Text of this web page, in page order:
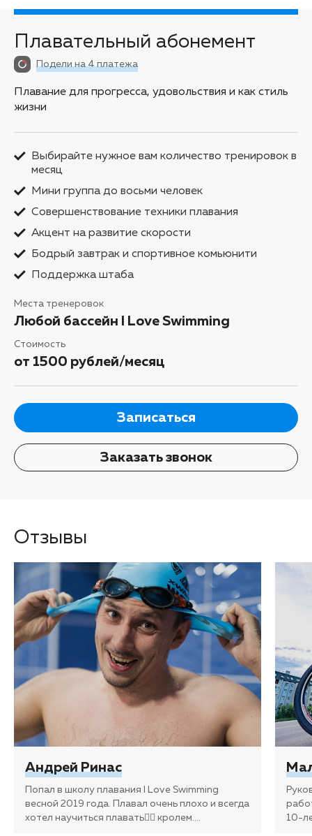
Плавательный абонемент
Подели на 4 платежа
Плавание для прогресса, удовольствия и как стиль
жизни
Выбирайте нужное вам количество тренировок в
месяц
Мини группа до восьми человек
Совершенствование техники плавания
Акцент на развитие скорости
Бодрый завтрак и спортивное комьюнити
Поддержка штаба
Места тренеровок
Любой бассейн I Love Swimming
Стоимость
от 1500 рублей/месяц
Записаться
Заказать звонок
Отзывы
Андрей Ринас
Попал в школу плавания I Love Swimming
весной 2019 года. Плавал очень плохо и всегда
хотел научиться плавать🏊‍♂️ кролем.…
10-